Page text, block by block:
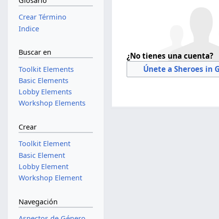
¿No tienes una cuenta?
Únete a Sheroes in
Crear Término
Indice
Buscar en
Toolkit Elements
Basic Elements
Lobby Elements
Workshop Elements
Crear
Toolkit Element
Basic Element
Lobby Element
Workshop Element
Navegación